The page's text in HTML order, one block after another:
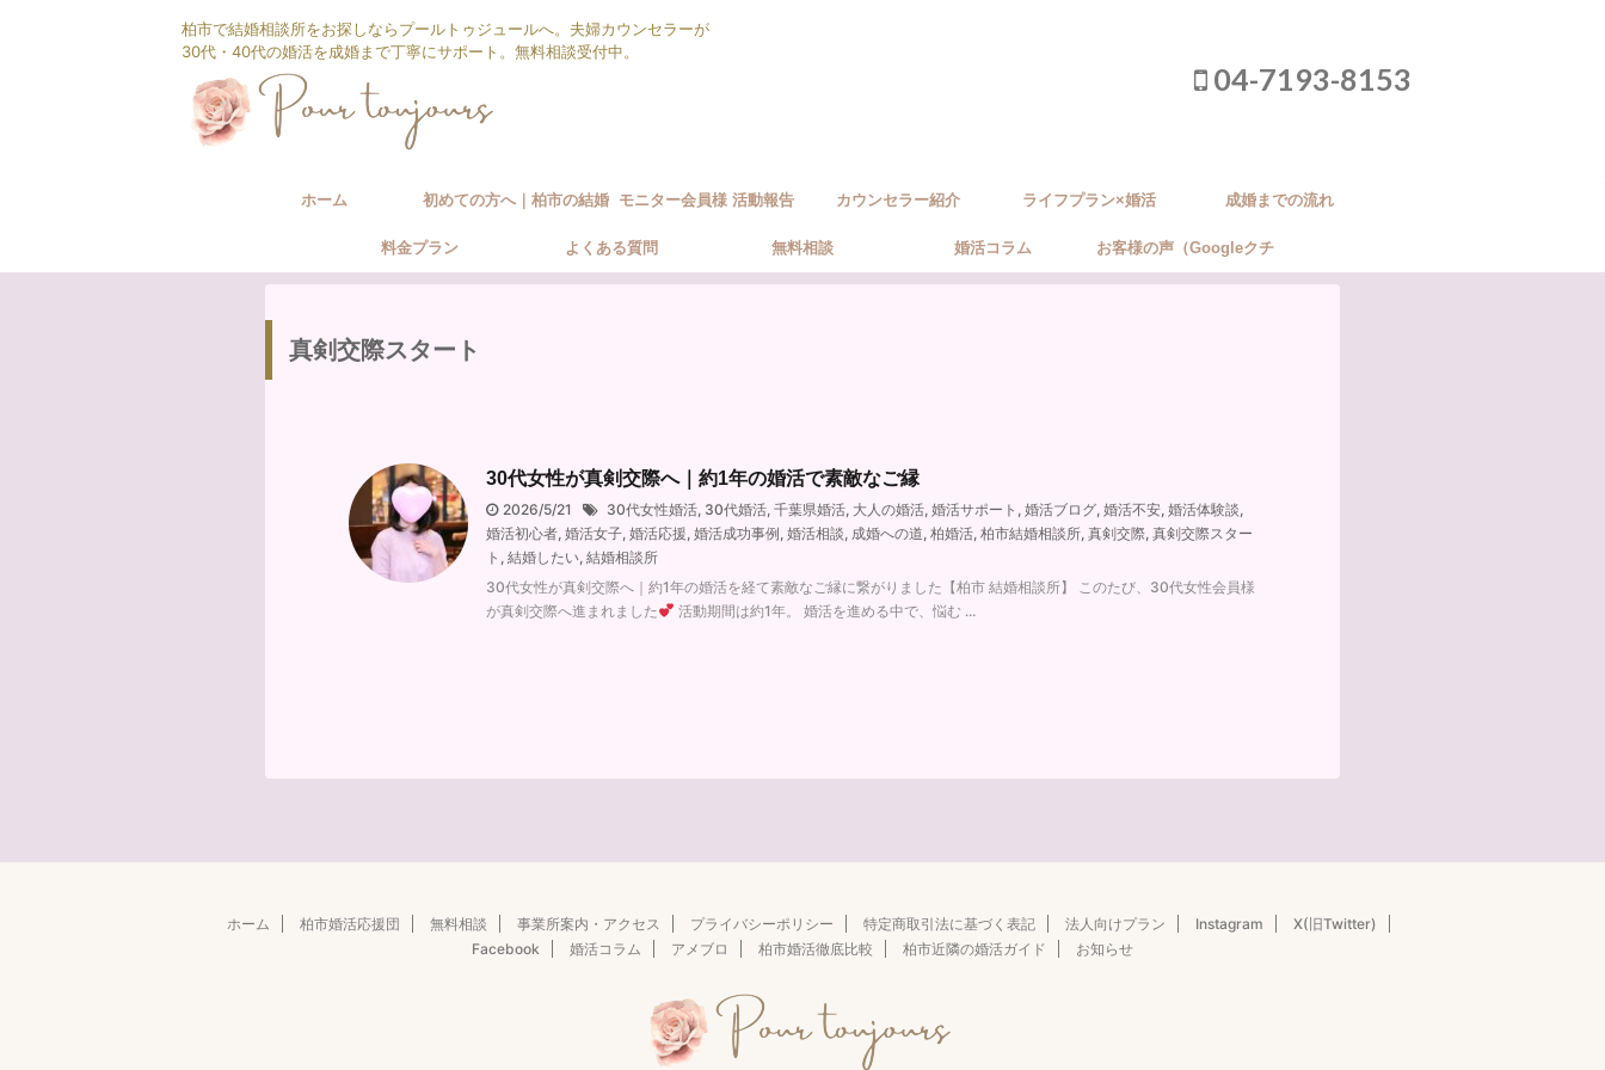
柏市で結婚相談所をお探しならプールトゥジュールへ。夫婦カウンセラーが
30代・40代の婚活を成婚まで丁寧にサポート。無料相談受付中。
04-7193-8153
ホーム 初めての方へ｜柏市の結婚
相談所の婚活サポート方針
モニター会員様 活動報告 カウンセラー紹介 ライフプラン×婚活 成婚までの流れ
料金プラン よくある質問 無料相談 婚活コラム お客様の声（Googleクチ
真剣交際スタート
30代女性が真剣交際へ｜約1年の婚活で素敵なご縁
2026/5/21 30代女性婚活, 30代婚活, 千葉県婚活, 大人の婚活, 婚活サポート , 婚活ブログ, 婚活不安, 婚活体験談,
婚活初心者, 婚活女子, 婚活応援, 婚活成功事例, 婚活相談, 成婚への道, 柏婚活, 柏市結婚相談所, 真剣交際, 真剣交際スター
ト , 結婚したい, 結婚相談所
30代女性が真剣交際へ｜約1年の婚活を経て素敵なご縁に繋がりました【柏市 結婚相談所】 このたび、30代女性会員様
が真剣交際へ進まれました
活動期間は約1年。 婚活を進める中で、悩む ...
ホーム 柏市婚活応援団 無料相談 事業所案内・アクセス プライバシーポリシー 特定商取引法に基づく表記 法人向けプラン Instagram
X(旧Twitter)
Facebook
婚活コラム アメブロ 柏市婚活徹底比較 柏市近隣の婚活ガイド お知らせ